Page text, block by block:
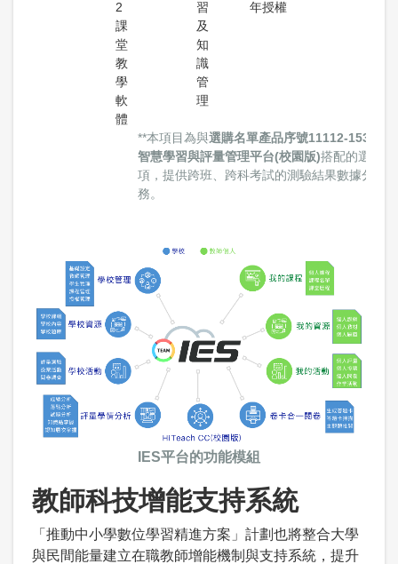
2
課
堂
教
學
軟
體
習
及
知
識
管
理
年授權
**本項目為與選購名單產品序號11112-153醍摩
智慧學習與評量管理平台(校園版)搭配的選購品
項，提供跨班、跨科考試的測驗結果數據分析服
務。
IES平台的功能模組
教師科技增能支持系統
「推動中小學數位學習精進方案」計劃也將整合大學
與民間能量建立在職教師增能機制與支持系統，提升